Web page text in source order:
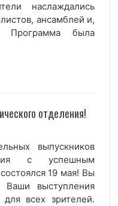
наслаждались
ансамблей и,
Программа была
отделения!
выпускников
с успешным
19 мая! Вы
Ваши выступления
всех зрителей.